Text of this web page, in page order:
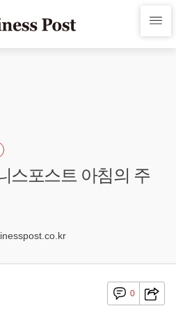
스포스트 아침의 주
0